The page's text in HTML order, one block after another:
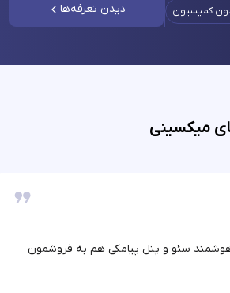
کمیسیون دیدن تعرفه‌ها
میکسینی
هوشمند سئو و پنل پیامکی هم به فروشمون